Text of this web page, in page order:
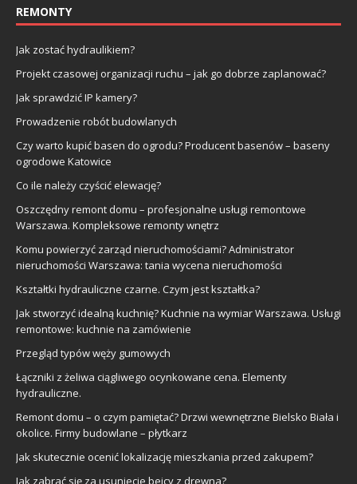
REMONTY
Jak zostać hydraulikiem?
Projekt czasowej organizacji ruchu – jak go dobrze zaplanować?
Jak sprawdzić IP kamery?
Prowadzenie robót budowlanych
Czy warto kupić basen do ogrodu? Producent basenów – baseny
ogrodowe Katowice
Co ile należy czyścić elewację?
Oszczędny remont domu – profesjonalne usługi remontowe
Warszawa. Kompleksowe remonty wnętrz
Komu powierzyć zarząd nieruchomościami? Administrator
nieruchomości Warszawa: tania wycena nieruchomości
Kształtki hydrauliczne czarne. Czym jest kształtka?
Jak stworzyć idealną kuchnię? Kuchnie na wymiar Warszawa. Usługi
remontowe: kuchnie na zamówienie
Przegląd typów węży gumowych
Łączniki z żeliwa ciągliwego ocynkowane cena. Elementy
hydrauliczne.
Remont domu – o czym pamiętać? Drzwi wewnętrzne Bielsko Biała i
okolice. Firmy budowlane – płytkarz
Jak skutecznie ocenić lokalizację mieszkania przed zakupem?
Jak zabrać się za usuniecie bejcy z drewna?